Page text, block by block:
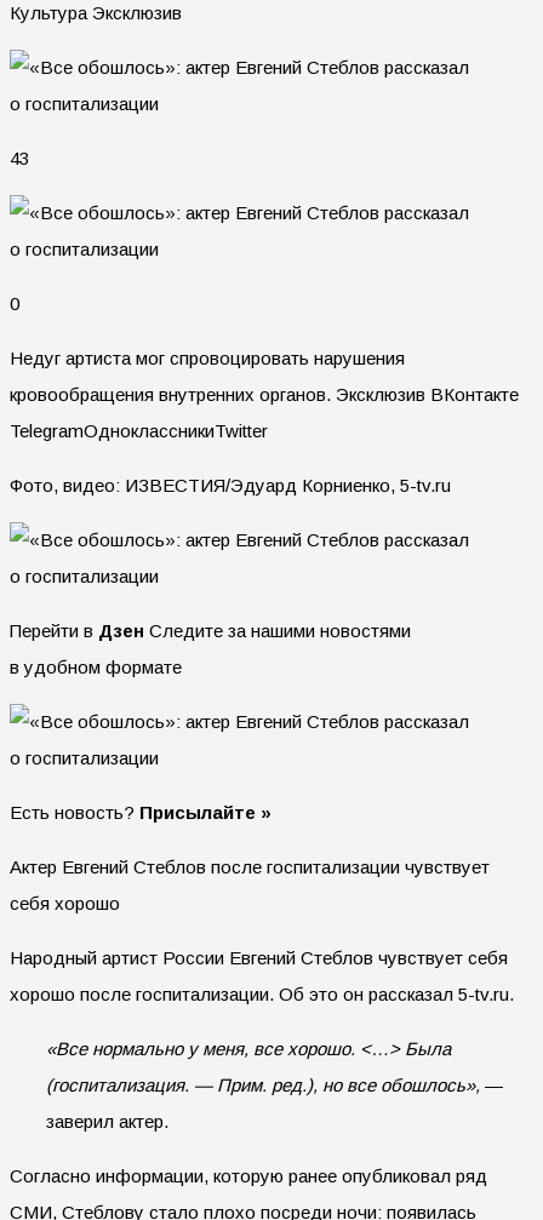
Культура Эксклюзив
43
0
Недуг артиста мог спровоцировать нарушения
кровообращения внутренних органов. Эксклюзив ВКонтакте
TelegramОдноклассникиTwitter
Фото, видео: ИЗВЕСТИЯ/Эдуард Корниенко, 5-tv.ru
Перейти в Дзен Следите за нашими новостями
в удобном формате
Есть новость? Присылайте »
Актер Евгений Стеблов после госпитализации чувствует
себя хорошо
Народный артист России Евгений Стеблов чувствует себя
хорошо после госпитализации. Об это он рассказал 5-tv.ru.
«Все нормально у меня, все хорошо. <…> Была
(госпитализация. — Прим. ред.), но все обошлось», —
заверил актер.
Согласно информации, которую ранее опубликовал ряд
СМИ, Стеблову стало плохо посреди ночи: появилась